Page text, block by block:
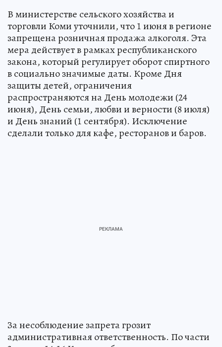
В министерстве сельского хозяйства и
торговли Коми уточнили, что 1 июня в регионе
запрещена розничная продажа алкоголя. Эта
мера действует в рамках республиканского
закона, который регулирует оборот спиртного
в социально значимые даты. Кроме Дня
защиты детей, ограничения
распространяются на День молодежи (24
июня), День семьи, любви и верности (8 июля)
и День знаний (1 сентября). Исключение
сделали только для кафе, ресторанов и баров.
За несоблюдение запрета грозит
административная ответственность. По части